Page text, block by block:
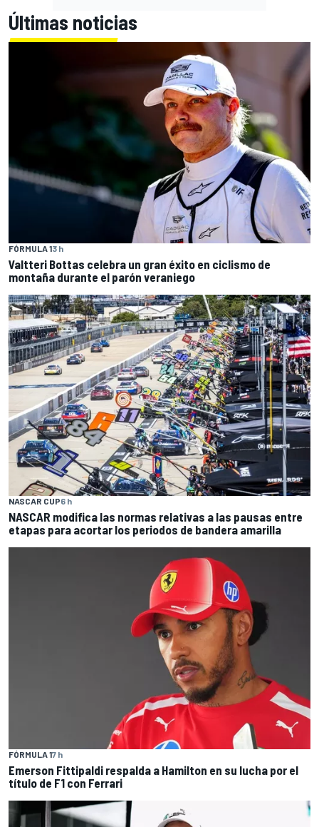
Últimas noticias
FÓRMULA 13 h
Valtteri Bottas celebra un gran éxito en ciclismo de
montaña durante el parón veraniego
NASCAR CUP6 h
NASCAR modifica las normas relativas a las pausas entre
etapas para acortar los periodos de bandera amarilla
FÓRMULA 17 h
Emerson Fittipaldi respalda a Hamilton en su lucha por el
título de F1 con Ferrari